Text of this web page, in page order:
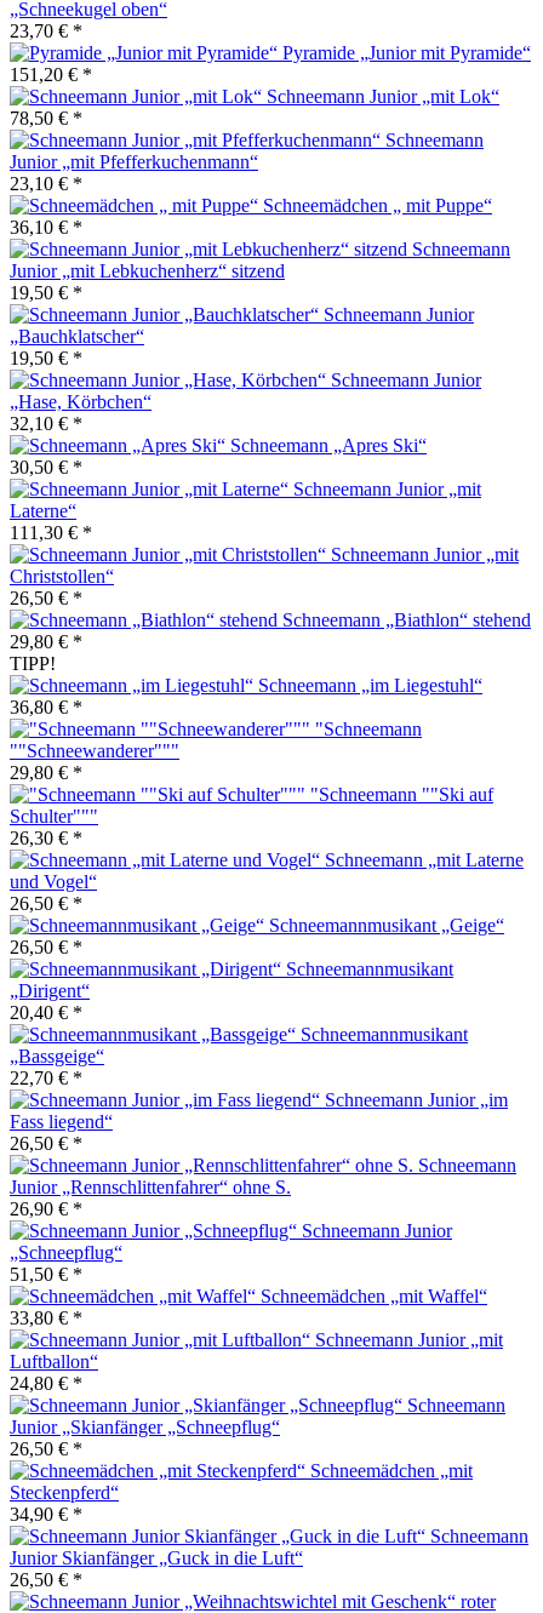
„Schneekugel oben“
23,70 € *
Pyramide „Junior mit Pyramide“
151,20 € *
Schneemann Junior „mit Lok“
78,50 € *
Schneemann
Junior „mit Pfefferkuchenmann“
23,10 € *
Schneemädchen „ mit Puppe“
36,10 € *
Schneemann
Junior „mit Lebkuchenherz“ sitzend
19,50 € *
Schneemann Junior
„Bauchklatscher“
19,50 € *
Schneemann Junior
„Hase, Körbchen“
32,10 € *
Schneemann „Apres Ski“
30,50 € *
Schneemann Junior „mit
Laterne“
111,30 € *
Schneemann Junior „mit
Christstollen“
26,50 € *
Schneemann „Biathlon“ stehend
29,80 € *
TIPP!
Schneemann „im Liegestuhl“
36,80 € *
"Schneemann
""Schneewanderer"""
29,80 € *
"Schneemann ""Ski auf
Schulter"""
26,30 € *
Schneemann „mit Laterne
und Vogel“
26,50 € *
Schneemannmusikant „Geige“
26,50 € *
Schneemannmusikant
„Dirigent“
20,40 € *
Schneemannmusikant
„Bassgeige“
22,70 € *
Schneemann Junior „im
Fass liegend“
26,50 € *
Schneemann
Junior „Rennschlittenfahrer“ ohne S.
26,90 € *
Schneemann Junior
„Schneepflug“
51,50 € *
Schneemädchen „mit Waffel“
33,80 € *
Schneemann Junior „mit
Luftballon“
24,80 € *
Schneemann
Junior „Skianfänger „Schneepflug“
26,50 € *
Schneemädchen „mit
Steckenpferd“
34,90 € *
Schneemann
Junior Skianfänger „Guck in die Luft“
26,50 € *